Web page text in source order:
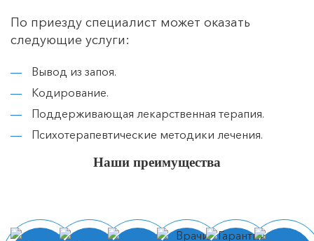
По приезду специалист может оказать
следующие услуги:
Вывод из запоя.
Кодирование.
Поддерживающая лекарственная терапия.
Психотерапевтические методики лечения.
Наши преимущества